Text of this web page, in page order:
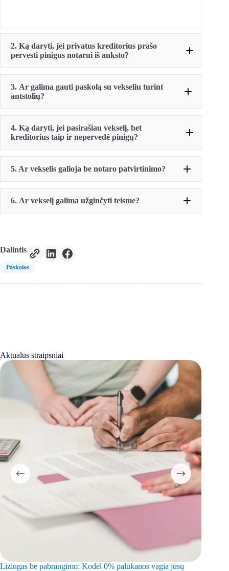
2. Ką daryti, jei privatus kreditorius prašo
pervesti pinigus notarui iš anksto?
3. Ar galima gauti paskolą su vekseliu turint
antstolių?
4. Ką daryti, jei pasirašiau vekselį, bet
kreditorius taip ir nepervedė pinigų?
5. Ar vekselis galioja be notaro patvirtinimo?
6. Ar vekselį galima užginčyti teisme?
Dalintis
Paskolos
Aktualūs straipsniai
Lizingas be pabrangimo: Kodėl 0% palūkanos vagia jūsų